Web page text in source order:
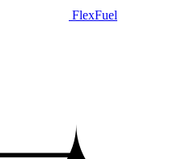
FlexFuel